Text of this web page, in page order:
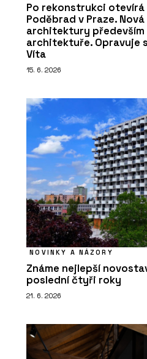
Po rekonstrukci
Poděbrad v Praze.
architektury především
architektuře. Opravuje
Víta
15. 6. 2026
NOVINKY A NÁZORY
Známe nejlepší
poslední čtyři roky
21. 6. 2026